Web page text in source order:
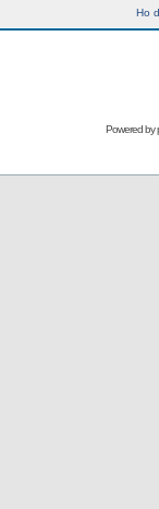
Ho
Powered by